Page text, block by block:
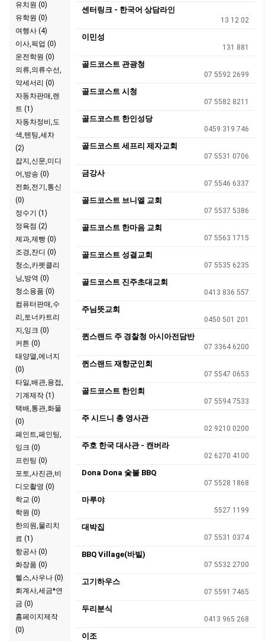
유치원 (0)
유학원 (0)
여행사 (4)
이사,픽업 (0)
운전학원 (0)
의류,의류수선,
악세서리 (0)
자동차판매,렌
트 (1)
자동차정비,도
색,텐팅,세차
(2)
잡지,신문,미디
어,방송 (0)
전화,전기,통신
(0)
정수기 (1)
정육점 (2)
제과,제빵 (0)
조경,잔디 (0)
청소,카펫클리
닝,방역 (0)
청소용품 (0)
컴퓨터판매,수
리,토너카트리
지,잉크 (0)
커튼 (0)
태양열,에너지
(0)
타일,배관,용접,
기계제작 (1)
택배,통관,화물
(0)
페인트,페인팅,
잉크 (0)
프린팅 (0)
포토,사진관,비
디오촬영 (0)
학교 (0)
학원 (0)
한의원,물리치
료 (1)
항공사 (0)
화장품 (0)
헬스,사우나 (0)
회계사,세금*연
금 (0)
홈페이지제작
(0)
센터링크 - 한국어 상담라인
13 12 02
이민성
131 881
골드코스트 관광청
07 5592 2699
골드코스트 시청
07 5582 8211
골드코스트 한인성당
0459 319 746
골드코스트 세프리 제자교회
07 5531 0706
금강사
07 5546 6337
골드코스트 브니엘 교회
07 5537 5386
골드코스트 한마음 교회
07 5563 1715
골드코스트 성결교회
07 5535 6235
골드코스트 진주초대교회
0413 836 557
주님뜻교회
0450 501 201
퀸스랜드 주 경찰청 아시아전담반
07 3364 6200
퀸스랜드 재향군인회
07 5547 0653
골드코스트 한인회
07 5594 7533
주 시드니 총 영사관
02 9210 0200
주호 한국 대사관 - 캔버라
02 6270 4100
Dona Dona 숯불 BBQ
07 5528 1868
마루야
5527 1199
대박집
07 5531 0374
BBQ Village(바빌)
07 5532 2700
고기하우스
07 5591 7465
두리분식
0413 965 268
이조